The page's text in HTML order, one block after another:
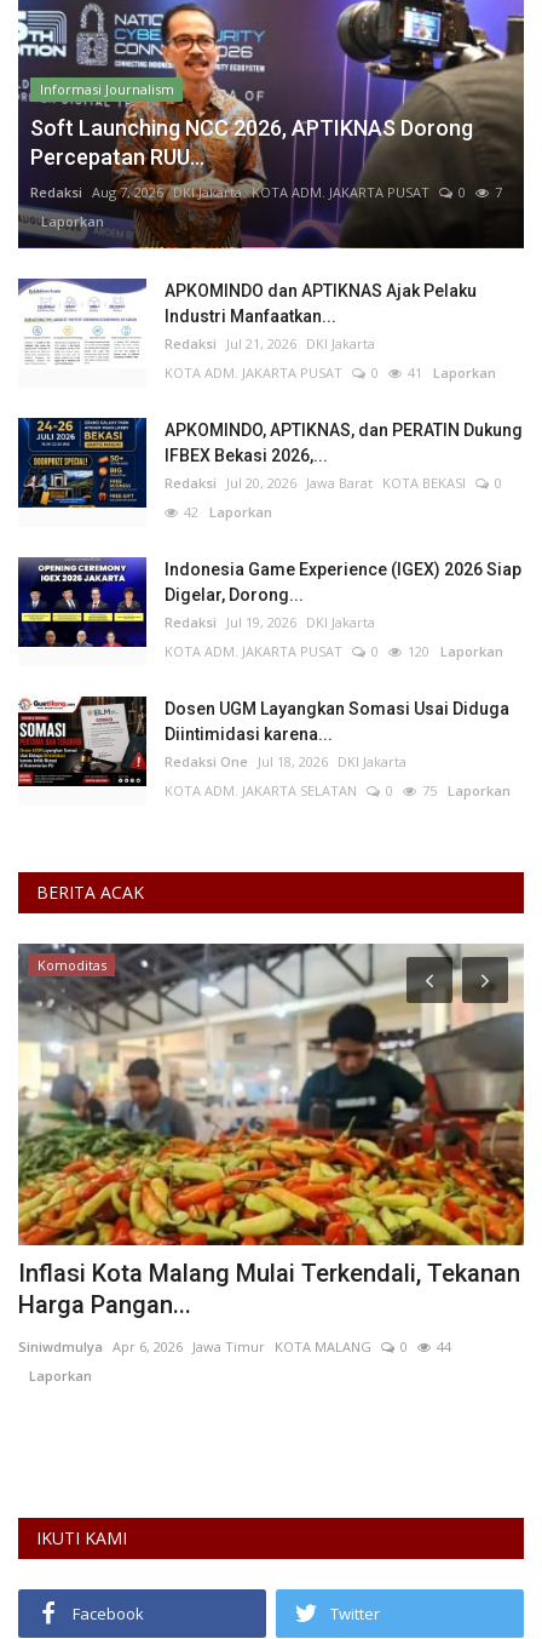
Informasi Journalism
Soft Launching NCC 2026, APTIKNAS Dorong
Percepatan RUU...
Redaksi Aug 7, 2026 DKI Jakarta KOTA ADM. JAKARTA PUSAT 0
7
Laporkan
APKOMINDO dan APTIKNAS Ajak Pelaku
Industri Manfaatkan...
Redaksi Jul 21, 2026 DKI Jakarta
KOTA ADM. JAKARTA PUSAT
0 41 Laporkan
APKOMINDO, APTIKNAS, dan PERATIN Dukung
IFBEX Bekasi 2026,...
Redaksi Jul 20, 2026 Jawa Barat KOTA BEKASI
0
42 Laporkan
Indonesia Game Experience (IGEX) 2026 Siap
Digelar, Dorong...
Redaksi Jul 19, 2026 DKI Jakarta
KOTA ADM. JAKARTA PUSAT
0 120 Laporkan
Dosen UGM Layangkan Somasi Usai Diduga
Diintimidasi karena...
Redaksi One Jul 18, 2026 DKI Jakarta
KOTA ADM. JAKARTA SELATAN
0 75 Laporkan
BERITA ACAK
Komoditas
Inflasi Kota Malang Mulai Terkendali, Tekanan
Harga Pangan...
Siniwdmulya Apr 6, 2026 Jawa Timur KOTA MALANG 0
44
Laporkan
IKUTI KAMI
Facebook Twitter